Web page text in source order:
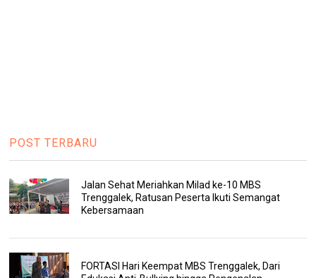
POST TERBARU
Jalan Sehat Meriahkan Milad ke-10 MBS
Trenggalek, Ratusan Peserta Ikuti Semangat
Kebersamaan
FORTASI Hari Keempat MBS Trenggalek, Dari